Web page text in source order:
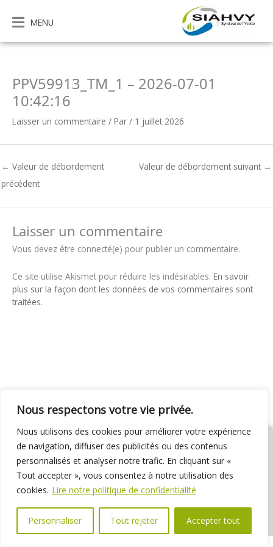
Nous respectons votre vie privée.
Nous utilisons des cookies pour améliorer votre expérience
de navigation, diffuser des publicités ou des contenus
personnalisés et analyser notre trafic. En cliquant sur «
Tout accepter », vous consentez à notre utilisation des
cookies. Lire notre politique de confidentialité
Personnaliser Tout rejeter Accepter tout
contenu
MENU
PPV59913_TM_1 – 2026-07-01
10:42:16
Laisser un commentaire / Par / 1 juillet 2026
← Valeur de débordement
précédent
Valeur de débordement suivant →
Laisser un commentaire
Vous devez être connecté(e) pour publier un commentaire.
Ce site utilise Akismet pour réduire les indésirables. En savoir
plus sur la façon dont les données de vos commentaires sont
traitées.
01 69 31 72 10 01 69 31 37 31
Nous contacter
Espace élus
Marchés publics Délibérations